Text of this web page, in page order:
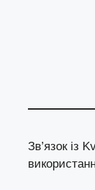
Зв’язок із